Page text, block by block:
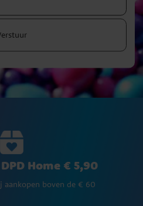
Home € 5,90
aankopen boven de € 60